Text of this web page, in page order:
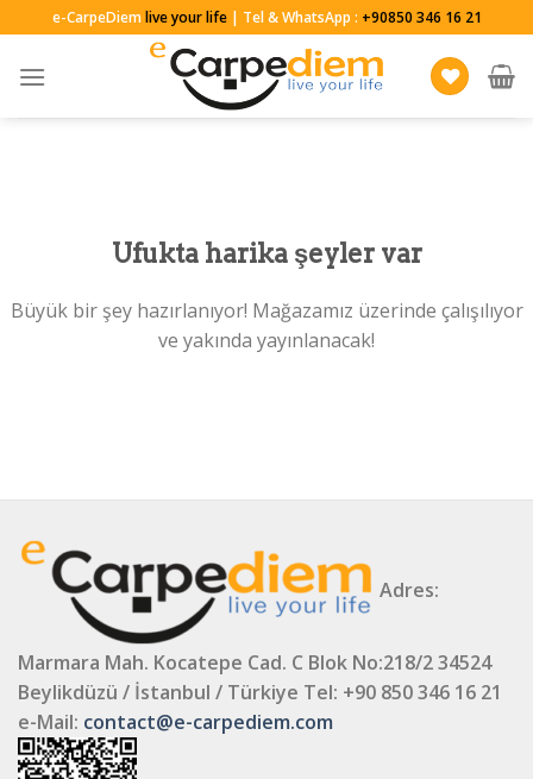
to
content
e-CarpeDiemlive your life| Tel & WhatsApp : +90850 346 16 21
Ufukta harika şeyler var
Büyük bir şey hazırlanıyor! Mağazamız üzerinde çalışılıyor
ve yakında yayınlanacak!
Adres:
Marmara Mah. Kocatepe Cad. C Blok No:218/2 34524
Beylikdüzü / İstanbul / Türkiye Tel: +90 850 346 16 21
e-Mail: contact@e-carpediem.com